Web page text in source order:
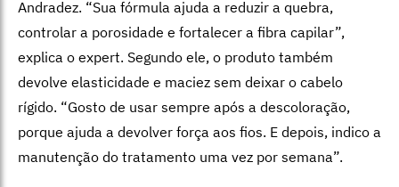
Andradez. “Sua fórmula ajuda a reduzir a quebra,
controlar a porosidade e fortalecer a fibra capilar”,
explica o expert. Segundo ele, o produto também
devolve elasticidade e maciez sem deixar o cabelo
rígido. “Gosto de usar sempre após a descoloração,
porque ajuda a devolver força aos fios. E depois, indico a
manutenção do tratamento uma vez por semana”.